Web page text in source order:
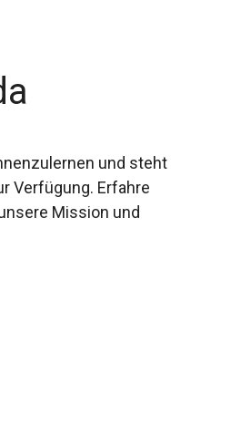
und steht
Verfügung. Erfahre
Mission und